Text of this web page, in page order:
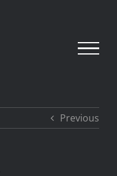
Previous